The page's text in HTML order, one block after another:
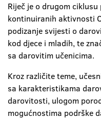
Riječ je o drugom
kontinuiranih aktivnosti
podizanje svijesti o
kod djece i mladih, te
sa darovitim učenicima.
Kroz različite teme,
sa karakteristikama
darovitosti, ulogom
mogućnostima podrške